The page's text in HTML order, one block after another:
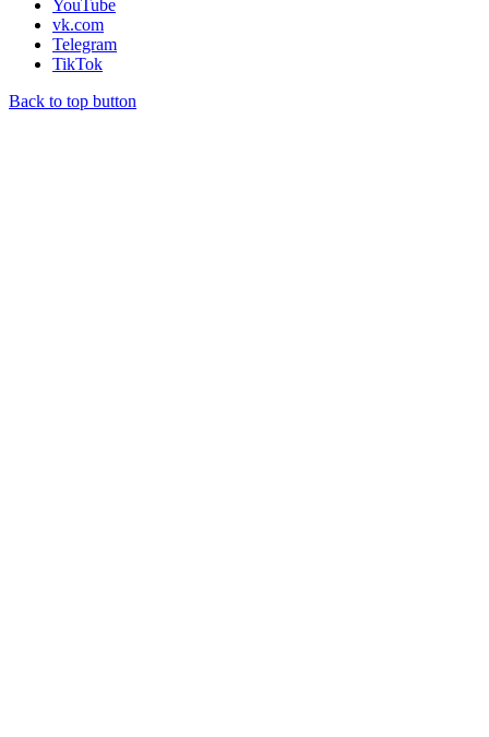
YouTube
vk.com
Telegram
TikTok
Back to top button